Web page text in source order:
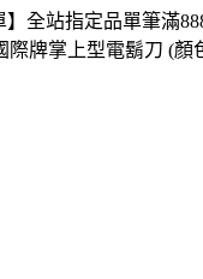
】全站指定品單筆滿
際牌掌上型電鬍刀 (顏